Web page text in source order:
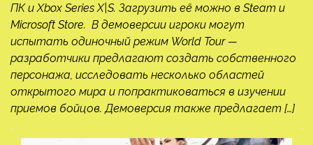
ПК и Xbox Series X|S. Загрузить её можно в Steam и
Microsoft Store. В демоверсии игроки могут
испытать одиночный режим World Tour —
разработчики предлагают создать собственного
персонажа, исследовать несколько областей
открытого мира и попрактиковаться в изучении
приемов бойцов. Демоверсия также предлагает […]